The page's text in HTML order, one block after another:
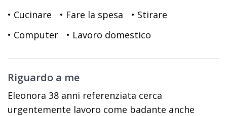
• Cucinare • Fare la spesa
• Stirare
• Computer
• Lavoro domestico
Riguardo a me
Eleonora 38 anni referenziata cerca
urgentemente lavoro come badante anche